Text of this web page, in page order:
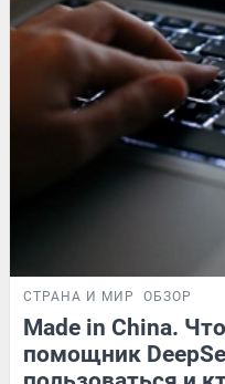
СТРАНА И МИР ОБЗОР
Made in China.
помощник